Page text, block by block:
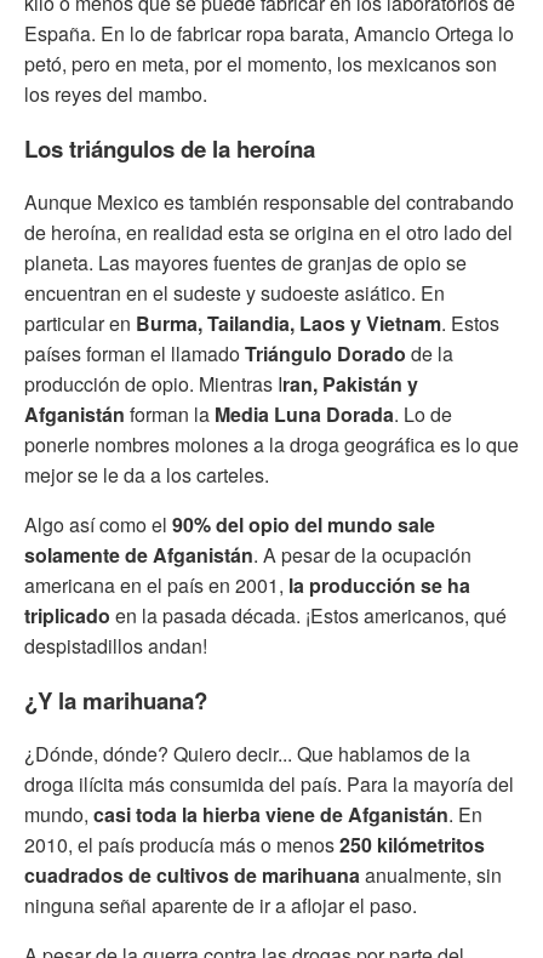
España. En lo de fabricar ropa barata, Amancio Ortega lo
petó, pero en meta, por el momento, los mexicanos son
los reyes del mambo.
Los triángulos de la heroína
Aunque Mexico es también responsable del contrabando
de heroína, en realidad esta se origina en el otro lado del
planeta. Las mayores fuentes de granjas de opio se
encuentran en el sudeste y sudoeste asiático. En
particular en Burma, Tailandia, Laos y Vietnam. Estos
países forman el llamadoTriángulo Dorado de la
producción de opio. Mientras Iran, Pakistán y
Afganistán forman la Media Luna Dorada. Lo de
ponerle nombres molones a la droga geográfica es lo que
mejor se le da a los carteles.
Algo así como el 90% del opio del mundo sale
solamente de Afganistán. A pesar de la ocupación
americana en el país en 2001, la producción se ha
triplicado en la pasada década. ¡Estos americanos, qué
despistadillos andan!
¿Y la marihuana?
¿Dónde, dónde? Quiero decir... Que hablamos de la
droga ilícita más consumida del país. Para la mayoría del
mundo, casi toda la hierba viene de Afganistán. En
2010, el país producía más o menos250 kilómetritos
cuadrados de cultivosde marihuanaanualmente, sin
ninguna señal aparente de ir a aflojar el paso.